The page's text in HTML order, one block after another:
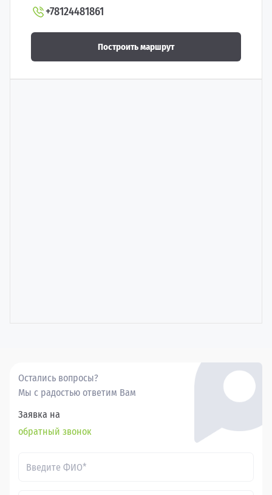
+78124481861
Построить маршрут
Остались вопросы?
Мы с радостью ответим Вам
Заявка на
обратный звонок